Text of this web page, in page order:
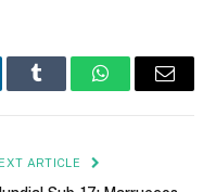
Tumblr WhatsAppEmail
ARTICLE